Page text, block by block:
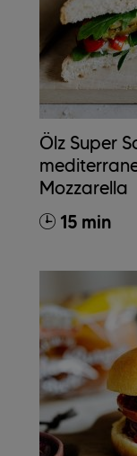
Ölz Super
Mozzarella
15 min